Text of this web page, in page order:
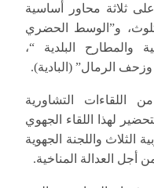
ثلاثة محاور أساسية
و”الوسط الحضري
والمطارح البلدية “،
الرمال” (البادية).
التشاورية
لهذا اللقاء الجهوي
الثلاث واللجنة الجهوية
أجل العدالة المناخية.